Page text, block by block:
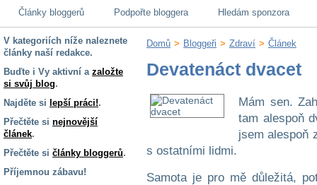
Články bloggerů Podpořte bloggera Hledám sponzora
V kategoriích níže naleznete
články naší redakce.
Buďte i Vy aktivní a založte
si svůj blog.
Najděte si lepší práci!.
Přečtěte si nejnovější
článek.
Přečtěte si články bloggerů.
Příjemnou zábavu!
Domů > Bloggeři > Zdraví > Článek
Devatenáct dvacet
Mám sen.
tam alespoň
jsem alespoň
s ostatními lidmi.
Samota je pro mě důležitá,